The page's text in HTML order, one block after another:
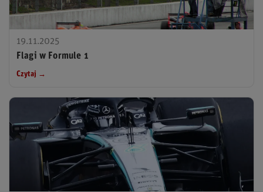
19.11.2025
Flagi w Formule 1
Czytaj →